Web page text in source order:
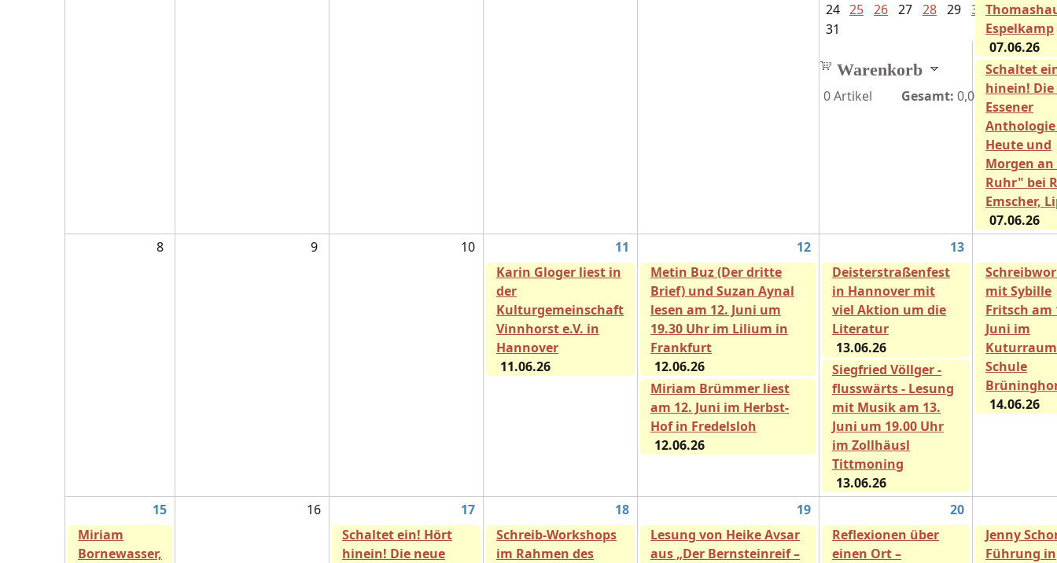
Espelkamp
07.06.26
Schaltet
hinein! Die
Essener
Heute und
Morgen an
Ruhr" bei
Emscher,
07.06.26
8
9 10 11 12
13
Karin Gloger liest in
der
Kulturgemeinschaft
Vinnhorst e.V. in
Hannover
11.06.26
Metin Buz (Der dritte
Brief) und Suzan Aynal
lesen am 12. Juni um
19.30 Uhr im Lilium in
Frankfurt
12.06.26
Miriam Brümmer liest
am 12. Juni im Herbst-
Hof in Fredelsloh
12.06.26
Deisterstraßenfest
in Hannover mit
viel Aktion um die
Literatur
13.06.26
Siegfried Völlger -
flusswärts - Lesung
mit Musik am 13.
Juni um 19.00 Uhr
im Zollhäusl
Tittmoning
13.06.26
mit Sybille
Fritsch am
Juni im
Schule
14.06.26
15 16 17 18 19
20
Miriam
Bornewasser,
Schaltet ein! Hört
hinein! Die neue
Schreib-Workshops
im Rahmen des
Lesung von Heike Avsar
aus „Der Bernsteinreif –
Reflexionen über
einen Ort –
Jenny
Führung in
24 25 26 27 28 29 30
31
Warenkorb
0Artikel Gesamt: 0,00€